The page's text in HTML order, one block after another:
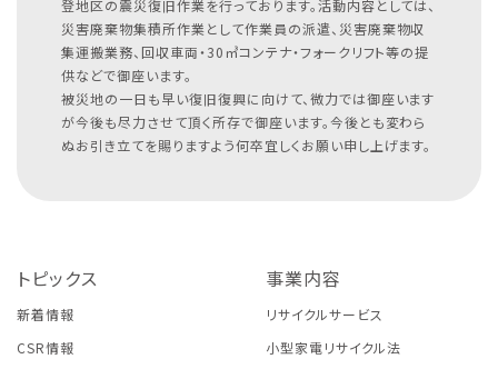
登地区の震災復旧作業を行っております。活動内容としては、
災害廃棄物集積所作業として作業員の派遣、災害廃棄物収
集運搬業務、回収車両・30㎥コンテナ・フォークリフト等の提
供などで御座います。
被災地の一日も早い復旧復興に向けて、微力では御座います
が今後も尽力させて頂く所存で御座います。今後とも変わら
ぬお引き立てを賜りますよう何卒宜しくお願い申し上げます。
トピックス
新着情報
CSR情報
事業内容
リサイクルサービス
小型家電リサイクル法